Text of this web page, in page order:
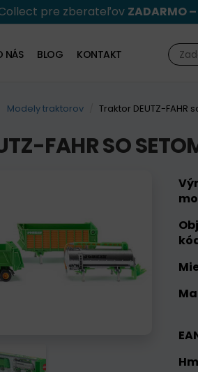
pre zberateľov ZADARMO –
NÁS BLOG KONTAKT
Modely traktorov Traktor DEUTZ-
FAHR SO